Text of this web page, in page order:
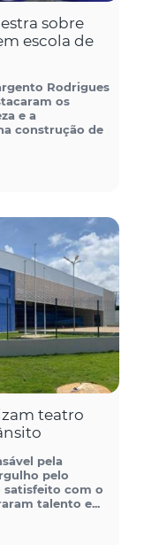
sobre
escola de
Rodrigues
os
e a
construção de
teatro
pela
pelo
satisfeito com o
talento e...